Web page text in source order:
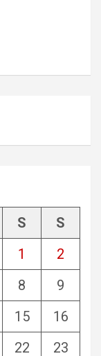
S
S
1
2
8
9
15
16
22
23